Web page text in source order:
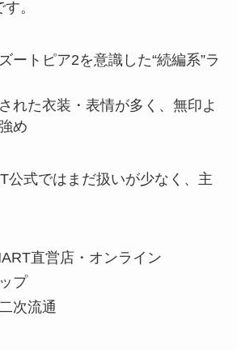
。
ートピア2を意識した“続編系”ラ
れた衣装・表情が多く、無印よ
め
公式ではまだ扱いが少なく、主
直営店・オンライン
プ
次流通